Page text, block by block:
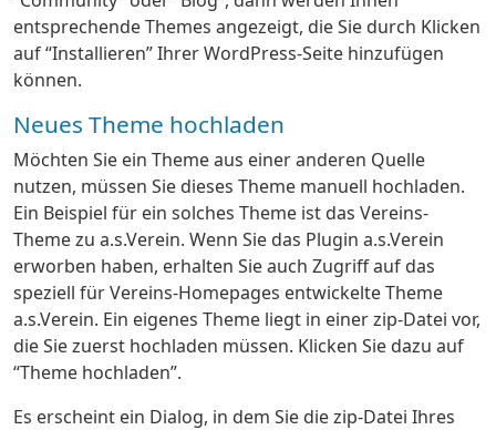
entsprechende Themes angezeigt, die Sie durch Klicken
auf “Installieren” Ihrer WordPress-Seite hinzufügen
können.
Neues Theme hochladen
Möchten Sie ein Theme aus einer anderen Quelle
nutzen, müssen Sie dieses Theme manuell hochladen.
Ein Beispiel für ein solches Theme ist das Vereins-
Theme zu a.s.Verein. Wenn Sie das Plugin a.s.Verein
erworben haben, erhalten Sie auch Zugriff auf das
speziell für Vereins-Homepages entwickelte Theme
a.s.Verein. Ein eigenes Theme liegt in einer zip-Datei vor,
die Sie zuerst hochladen müssen. Klicken Sie dazu auf
“Theme hochladen”.
Es erscheint ein Dialog, in dem Sie die zip-Datei Ihres